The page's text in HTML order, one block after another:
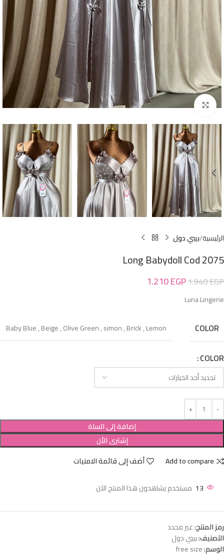
Click to enlarge
الرئيسية بيبي دول
Long Babydoll Cod 2075
1.940EGP
1.210EGP
Luna Lingerie
COLOR
Baby Blue,Beige,Olive Green,simon,Brick,Lemon
COLOR
إضافة إلى السلة
إشترى الأن
Add to compare
أضف إلى قائمة الامنيات
13 مستخدم يشاهدون هذا المنتج الآن
رمز المنتج:غير محدد
التصنيف:بيبي دول
الوسم:free size